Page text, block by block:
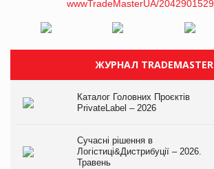
ЖУРНАЛ TRADEMASTER
Каталог Головних Проєктів
PrivateLabel – 2026
Сучасні рішення в
Логістиці&Дистрибуції – 2026.
Травень